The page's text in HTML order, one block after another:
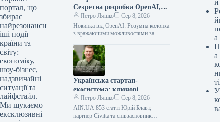
портал, що
збирає
найрезонансн
іші події
країни та
світу:
економіку,
шоу-бізнес,
надзвичайні
ситуації та
лайфстайл.
Ми шукаємо
ексклюзивні
Секретна розробка OpenAI,
що змінить усе
Петро Ляшко
Сер 8, 2026
Новинка від OpenAI: Розумна колонка
з вражаючими можливостями за
Готуйтеся до майбутнього! OpenAI
планує випустити портативну
розумну…
Українська стартап-
екосистема: ключові
висновки дослідження Civitta
та Мінцифри
Петро Ляшко
Сер 8, 2026
AIN.UA 853 статті Юрій Блавт,
партнер Civitta та співзасновник
и
а
а
ті